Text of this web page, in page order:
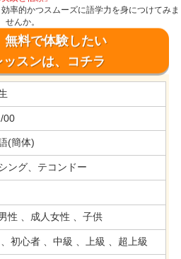
率的かつスムーズに語学力を身につけてみま
せんか。
料で体験したい
スンは、コチラ
00
(簡体)
ング、テコンドー
性 、成人女性 、子供
初心者 、中級 、上級 、超上級